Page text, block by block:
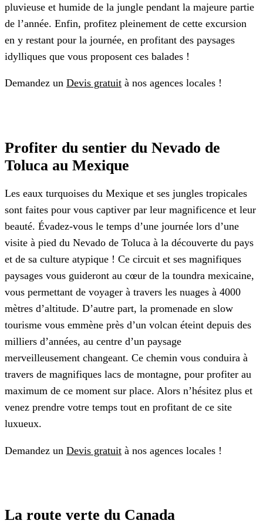
pluvieuse et humide de la jungle pendant la majeure partie
de l’année. Enfin, profitez pleinement de cette excursion
en y restant pour la journée, en profitant des paysages
idylliques que vous proposent ces balades !
Demandez un Devis gratuit à nos agences locales !
Profiter du sentier du Nevado de
Toluca au Mexique
Les eaux turquoises du Mexique et ses jungles tropicales
sont faites pour vous captiver par leur magnificence et leur
beauté. Évadez-vous le temps d’une journée lors d’une
visite à pied du Nevado de Toluca à la découverte du pays
et de sa culture atypique ! Ce circuit et ses magnifiques
paysages vous guideront au cœur de la toundra mexicaine,
vous permettant de voyager à travers les nuages à 4000
mètres d’altitude. D’autre part, la promenade en slow
tourisme vous emmène près d’un volcan éteint depuis des
milliers d’années, au centre d’un paysage
merveilleusement changeant. Ce chemin vous conduira à
travers de magnifiques lacs de montagne, pour profiter au
maximum de ce moment sur place. Alors n’hésitez plus et
venez prendre votre temps tout en profitant de ce site
luxueux.
Demandez un Devis gratuit à nos agences locales !
La route verte du Canada